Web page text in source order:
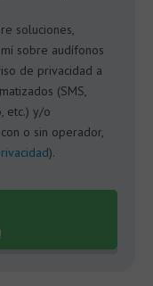
soluciones,
sobre audífonos
de privacidad a
(SMS,
etc.) y/o
o sin operador,
).